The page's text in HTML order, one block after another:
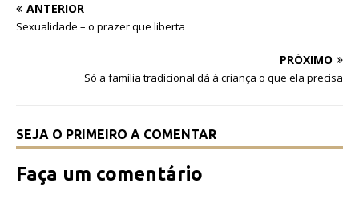
o p
ANTERIOR
Sexualidade – o prazer que liberta
PRÓXIMO
Só a família tradicional dá à criança o que ela precisa
SEJA O PRIMEIRO A COMENTAR
Faça um comentário